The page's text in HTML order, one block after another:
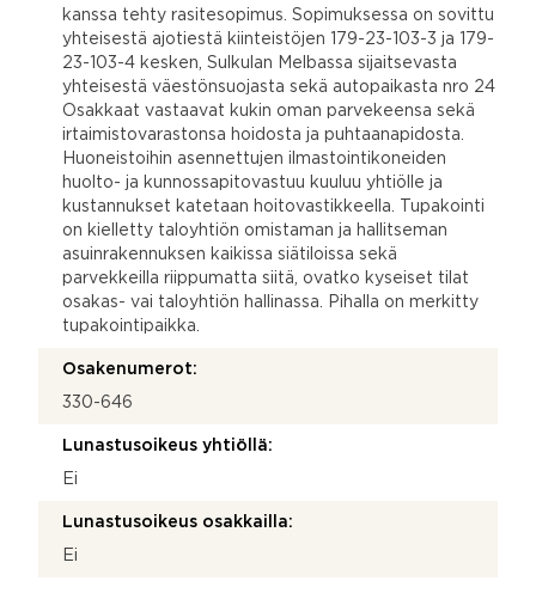
kanssa tehty rasitesopimus. Sopimuksessa on sovittu
yhteisestä ajotiestä kiinteistöjen 179-23-103-3 ja 179-
23-103-4 kesken, Sulkulan Melbassa sijaitsevasta
yhteisestä väestönsuojasta sekä autopaikasta nro 24
Osakkaat vastaavat kukin oman parvekeensa sekä
irtaimistovarastonsa hoidosta ja puhtaanapidosta.
Huoneistoihin asennettujen ilmastointikoneiden
huolto- ja kunnossapitovastuu kuuluu yhtiölle ja
kustannukset katetaan hoitovastikkeella. Tupakointi
on kielletty taloyhtiön omistaman ja hallitseman
asuinrakennuksen kaikissa siätiloissa sekä
parvekkeilla riippumatta siitä, ovatko kyseiset tilat
osakas- vai taloyhtiön hallinassa. Pihalla on merkitty
tupakointipaikka.
Osakenumerot:
330-646
Lunastusoikeus yhtiöllä:
Ei
Lunastusoikeus osakkailla:
Ei